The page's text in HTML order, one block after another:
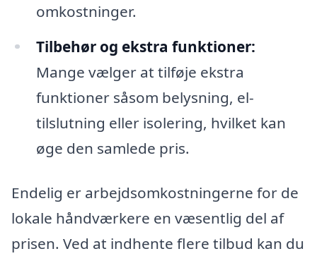
omkostninger.
Tilbehør og ekstra funktioner:
Mange vælger at tilføje ekstra
funktioner såsom belysning, el-
tilslutning eller isolering, hvilket kan
øge den samlede pris.
Endelig er arbejdsomkostningerne for de
lokale håndværkere en væsentlig del af
prisen. Ved at indhente flere tilbud kan du